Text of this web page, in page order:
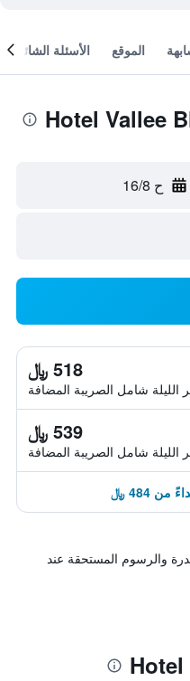
الموقع الأسئلة الشائعة
ح 16/8
518 ﷼
الليلة شامل الصريبة المضافة
539 ﷼
الليلة شامل الصريبة المضافة
والرسوم المستحقة عند